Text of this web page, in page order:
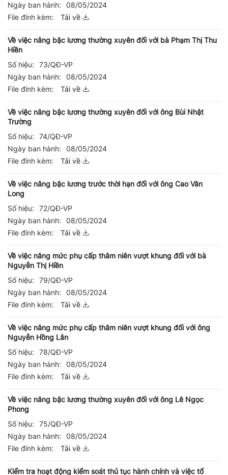
Ngày ban hành:
08/05/2024
File đính kèm:
Tải về
Về việc nâng bậc lương thường xuyên đối với bà Phạm Thị Thu
Hiền
Số hiệu:
73/QĐ-VP
Ngày ban hành:
08/05/2024
File đính kèm:
Tải về
Về việc nâng bậc lương thường xuyên đối với ông Bùi Nhật
Trường
Số hiệu:
74/QĐ-VP
Ngày ban hành:
08/05/2024
File đính kèm:
Tải về
Về việc nâng bậc lương trước thời hạn đối với ông Cao Văn
Long
Số hiệu:
72/QĐ-VP
Ngày ban hành:
08/05/2024
File đính kèm:
Tải về
Về việc nâng mức phụ cấp thâm niên vượt khung đối với bà
Nguyễn Thị Hiền
Số hiệu:
79/QĐ-VP
Ngày ban hành:
08/05/2024
File đính kèm:
Tải về
Về việc nâng mức phụ cấp thâm niên vượt khung đối với ông
Nguyễn Hồng Lân
Số hiệu:
78/QĐ-VP
Ngày ban hành:
08/05/2024
File đính kèm:
Tải về
Về việc nâng bậc lương thường xuyên đối với ông Lê Ngọc
Phong
Số hiệu:
75/QĐ-VP
Ngày ban hành:
08/05/2024
File đính kèm:
Tải về
Kiểm tra hoạt động kiểm soát thủ tục hành chính và việc tổ